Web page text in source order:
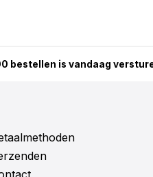
bestellen is vandaag